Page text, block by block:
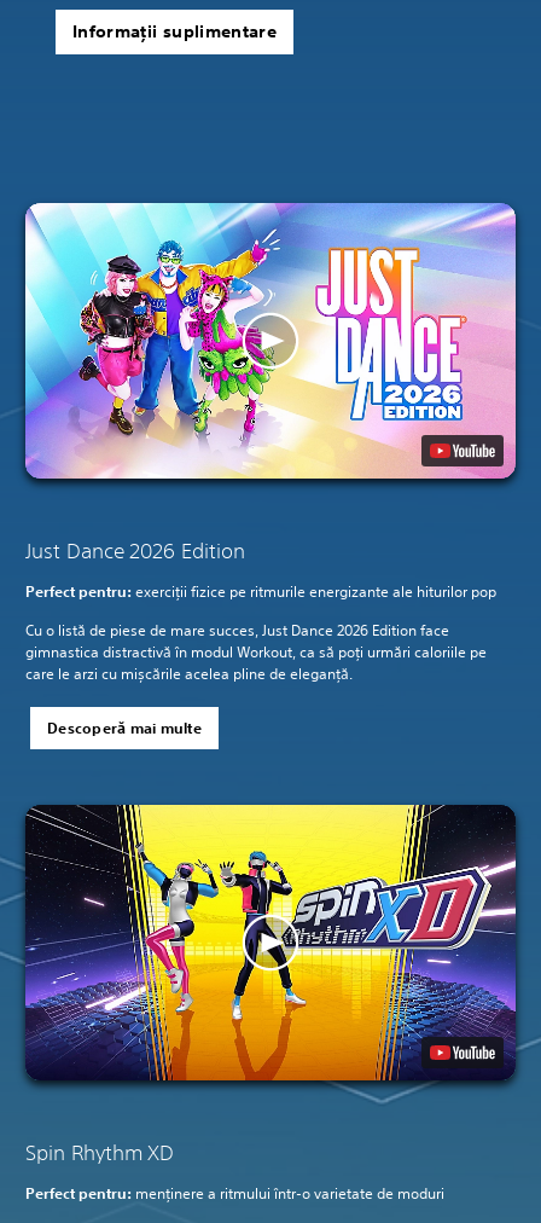
Informații suplimentare
Just Dance 2026 Edition
Perfect pentru: exerciții fizice pe ritmurile energizante ale hiturilor pop
Cu o listă de piese de mare succes, Just Dance 2026 Edition face
gimnastica distractivă în modul Workout, ca să poți urmări caloriile pe
care le arzi cu mișcările acelea pline de eleganță.
Descoperă mai multe
Spin Rhythm XD
Perfect pentru: menținere a ritmului într-o varietate de moduri